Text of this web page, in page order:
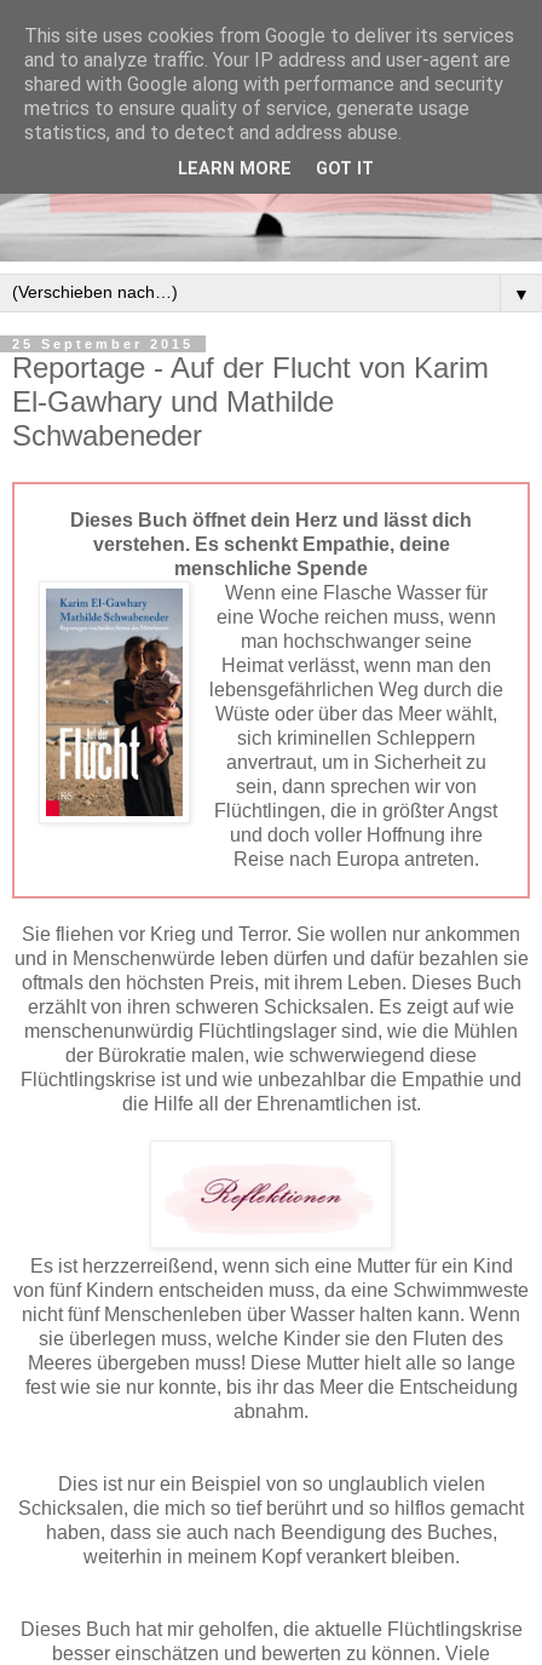
▼
25 September 2015
Reportage - Auf der Flucht von Karim
El-Gawhary und Mathilde
Schwabeneder
Dieses Buch öffnet dein Herz und lässt dich
verstehen. Es schenkt Empathie, deine
menschliche Spende
Wenn eine Flasche Wasser für
eine Woche reichen muss, wenn
man hochschwanger seine
Heimat verlässt, wenn man den
lebensgefährlichen Weg durch die
Wüste oder über das Meer wählt,
sich kriminellen Schleppern
anvertraut, um in Sicherheit zu
sein, dann sprechen wir von
Flüchtlingen, die in größter Angst
und doch voller Hoffnung ihre
Reise nach Europa antreten.
Sie fliehen vor Krieg und Terror. Sie wollen nur ankommen
und in Menschenwürde leben dürfen und dafür bezahlen sie
oftmals den höchsten Preis, mit ihrem Leben. Dieses Buch
erzählt von ihren schweren Schicksalen. Es zeigt auf wie
menschenunwürdig Flüchtlingslager sind, wie die Mühlen
der Bürokratie malen, wie schwerwiegend diese
Flüchtlingskrise ist und wie unbezahlbar die Empathie und
die Hilfe all der Ehrenamtlichen ist.
Es ist herzzerreißend, wenn sich eine Mutter für ein Kind
von fünf Kindern entscheiden muss, da eine Schwimmweste
nicht fünf Menschenleben über Wasser halten kann. Wenn
sie überlegen muss, welche Kinder sie den Fluten des
Meeres übergeben muss! Diese Mutter hielt alle so lange
fest wie sie nur konnte, bis ihr das Meer die Entscheidung
abnahm.
Dies ist nur ein Beispiel von so unglaublich vielen
Schicksalen, die mich so tief berührt und so hilflos gemacht
haben, dass sie auch nach Beendigung des Buches,
weiterhin in meinem Kopf verankert bleiben.
Dieses Buch hat mir geholfen, die aktuelle Flüchtlingskrise
besser einschätzen und bewerten zu können. Viele
This site uses cookies from Google to deliver its services
and to analyze traffic. Your IP address and user-agent are
shared with Google along with performance and security
metrics to ensure quality of service, generate usage
statistics, and to detect and address abuse.
LEARN MORE GOT IT